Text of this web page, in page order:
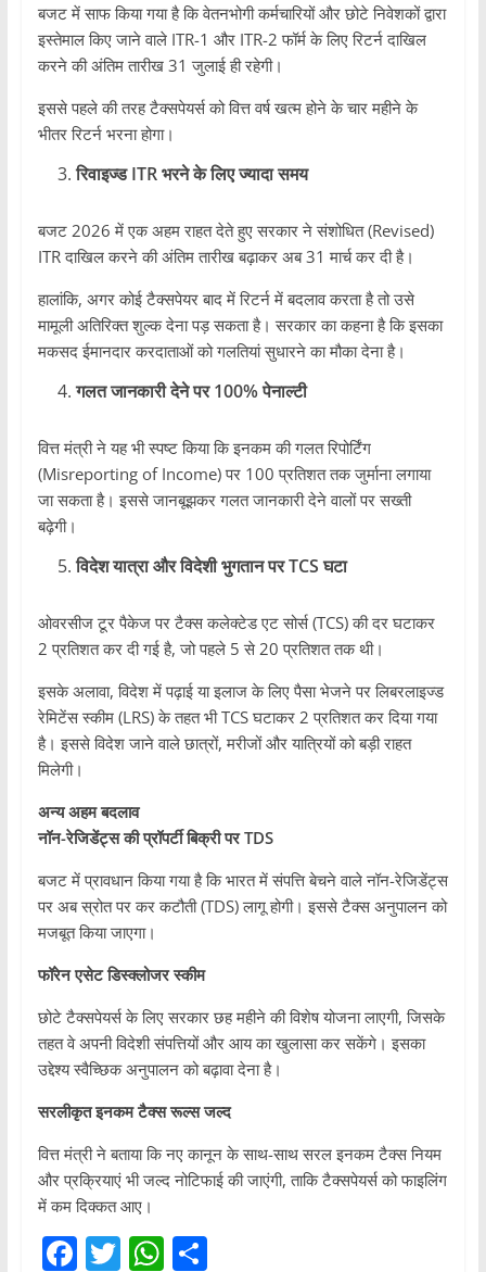
बजट में साफ किया गया है कि वेतनभोगी कर्मचारियों और छोटे निवेशकों द्वारा
इस्तेमाल किए जाने वाले ITR-1 और ITR-2 फॉर्म के लिए रिटर्न दाखिल
करने की अंतिम तारीख 31 जुलाई ही रहेगी।
इससे पहले की तरह टैक्सपेयर्स को वित्त वर्ष खत्म होने के चार महीने के
भीतर रिटर्न भरना होगा।
रिवाइज्ड ITR भरने के लिए ज्यादा समय
बजट 2026 में एक अहम राहत देते हुए सरकार ने संशोधित (Revised)
ITR दाखिल करने की अंतिम तारीख बढ़ाकर अब 31 मार्च कर दी है।
हालांकि, अगर कोई टैक्सपेयर बाद में रिटर्न में बदलाव करता है तो उसे
मामूली अतिरिक्त शुल्क देना पड़ सकता है। सरकार का कहना है कि इसका
मकसद ईमानदार करदाताओं को गलतियां सुधारने का मौका देना है।
गलत जानकारी देने पर 100% पेनाल्टी
वित्त मंत्री ने यह भी स्पष्ट किया कि इनकम की गलत रिपोर्टिंग
(Misreporting of Income) पर 100 प्रतिशत तक जुर्माना लगाया
जा सकता है। इससे जानबूझकर गलत जानकारी देने वालों पर सख्ती
बढ़ेगी।
विदेश यात्रा और विदेशी भुगतान पर TCS घटा
ओवरसीज टूर पैकेज पर टैक्स कलेक्टेड एट सोर्स (TCS) की दर घटाकर
2 प्रतिशत कर दी गई है, जो पहले 5 से 20 प्रतिशत तक थी।
इसके अलावा, विदेश में पढ़ाई या इलाज के लिए पैसा भेजने पर लिबरलाइज्ड
रेमिटेंस स्कीम (LRS) के तहत भी TCS घटाकर 2 प्रतिशत कर दिया गया
है। इससे विदेश जाने वाले छात्रों, मरीजों और यात्रियों को बड़ी राहत
मिलेगी।
अन्य अहम बदलाव
नॉन-रेजिडेंट्स की प्रॉपर्टी बिक्री पर TDS
बजट में प्रावधान किया गया है कि भारत में संपत्ति बेचने वाले नॉन-रेजिडेंट्स
पर अब स्रोत पर कर कटौती (TDS) लागू होगी। इससे टैक्स अनुपालन को
मजबूत किया जाएगा।
फॉरेन एसेट डिस्क्लोजर स्कीम
छोटे टैक्सपेयर्स के लिए सरकार छह महीने की विशेष योजना लाएगी, जिसके
तहत वे अपनी विदेशी संपत्तियों और आय का खुलासा कर सकेंगे। इसका
उद्देश्य स्वैच्छिक अनुपालन को बढ़ावा देना है।
सरलीकृत इनकम टैक्स रूल्स जल्द
वित्त मंत्री ने बताया कि नए कानून के साथ-साथ सरल इनकम टैक्स नियम
और प्रक्रियाएं भी जल्द नोटिफाई की जाएंगी, ताकि टैक्सपेयर्स को फाइलिंग
में कम दिक्कत आए।
F T W S